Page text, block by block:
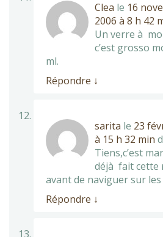
Clea le 16
2006 à 8 h 42
Un verre à
c’est grosso
ml.
Répondre ↓
sarita le 23
à 15 h 32 min
Tiens,c’est
déjà fait cette
avant de naviguer sur les
Répondre ↓